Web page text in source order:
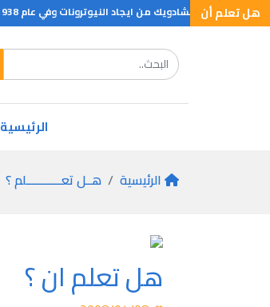
هل تعلم أن
الرئيسية
الرئيسية هــل تعـــــــــــلم ؟
هل تعلم ان ؟